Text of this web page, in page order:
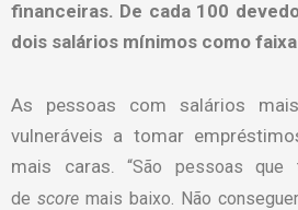
financeiras. De cada 100
dois salários mínimos como
As pessoas com salários
vulneráveis a tomar
mais caras. “São pessoas
de score mais baixo. Não